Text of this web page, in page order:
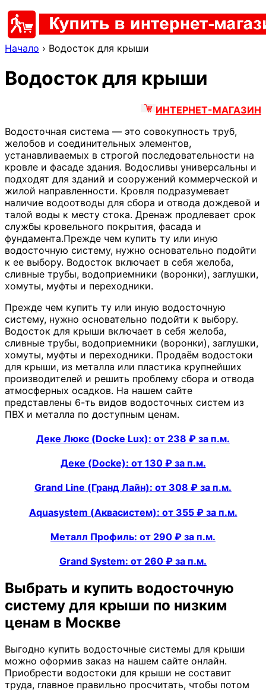
Начало › Водосток для крыши
Водосток для крыши
ИНТЕРНЕТ-МАГАЗИН
Водосточная система — это совокупность труб,
желобов и соединительных элементов,
устанавливаемых в строгой последовательности на
кровле и фасаде здания. Водосливы универсальны и
подходят для зданий и сооружений коммерческой и
жилой направленности. Кровля подразумевает
наличие водоотводы для сбора и отвода дождевой и
талой воды к месту стока. Дренаж продлевает срок
службы кровельного покрытия, фасада и
фундамента.Прежде чем купить ту или иную
водосточную систему, нужно основательно подойти
к ее выбору. Водосток включает в себя желоба,
сливные трубы, водоприемники (воронки), заглушки,
хомуты, муфты и переходники.
Прежде чем купить ту или иную водосточную
систему, нужно основательно подойти к выбору.
Водосток для крыши включает в себя желоба,
сливные трубы, водоприемники (воронки), заглушки,
хомуты, муфты и переходники. Продаём водостоки
для крыши, из металла или пластика крупнейших
производителей и решить проблему сбора и отвода
атмосферных осадков. На нашем сайте
представлены 6-ть видов водосточных систем из
ПВХ и металла по доступным ценам.
Деке Люкс (Docke Lux): от 238 ₽ за п.м.
Деке (Docke): от 130₽ за п.м.
Grand Line (Гранд Лайн): от 308 ₽ за п.м.
Aquasystem (Аквасистем): от 355₽ за п.м.
Металл Профиль: от 290 ₽ за п.м.
Grand System: от 260 ₽ за п.м.
Выбрать и купить водосточную
систему для крыши по низким
ценам в Москве
Выгодно купить водосточные системы для крыши
можно оформив заказ на нашем сайте онлайн.
Приобрести водостоки для крыши не составит
труда, главное правильно просчитать, чтобы потом